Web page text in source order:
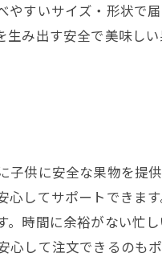
すいサイズ・形状で
み出す安全で美味し
供に安全な果物を提
してサポートできま
時間に余裕がない忙
して注文できるのも